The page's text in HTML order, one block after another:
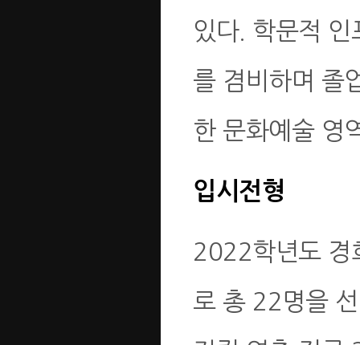
있다. 학문적
를 겸비하며 졸
한 문화예술 영
입시전형
2022학년도 경
로 총 22명을